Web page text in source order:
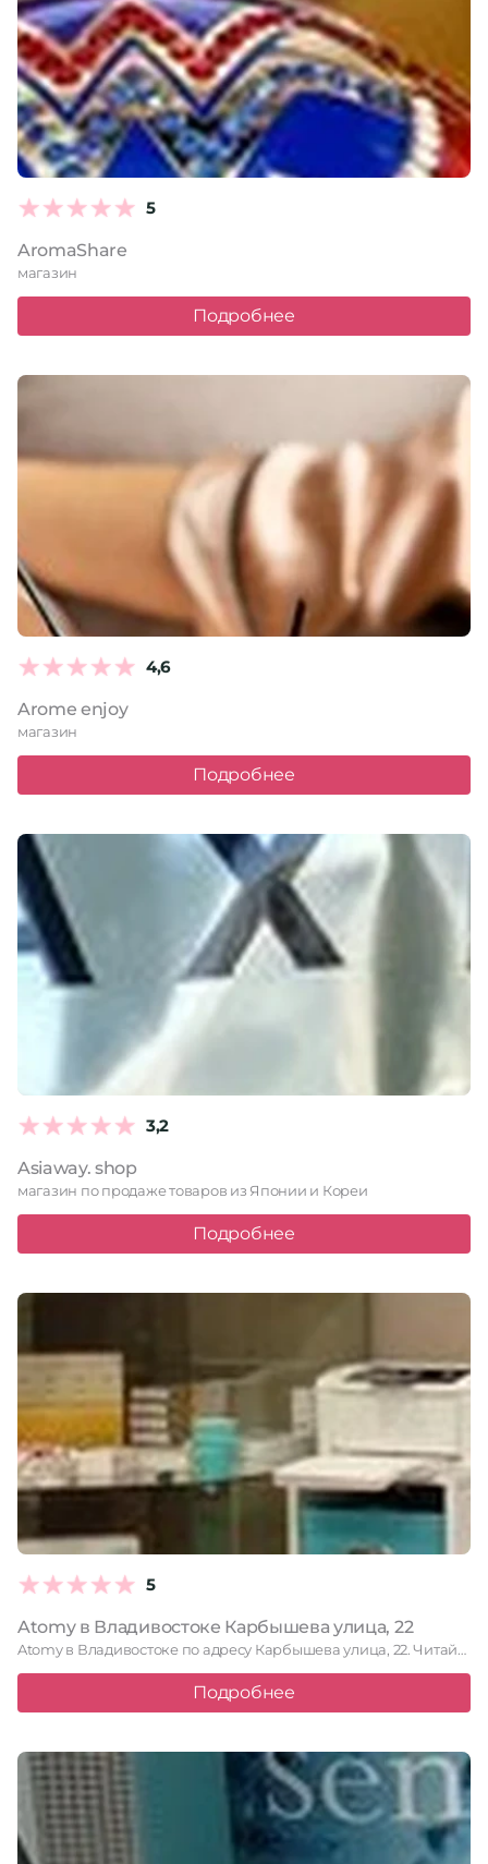
5
AromaShare
магазин
Подробнее
4,6
Arome enjoy
магазин
Подробнее
3,2
Asiaway. shop
магазин по продаже товаров из Японии и Кореи
Подробнее
5
Atomy в Владивостоке Карбышева улица, 22
Atomy в Владивостоке по адресу Карбышева улица, 22. Читайте отзывы, …
Подробнее